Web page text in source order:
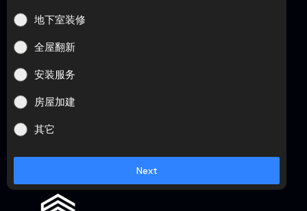
地下室装修
全屋翻新
安装服务
房屋加建
其它
Next